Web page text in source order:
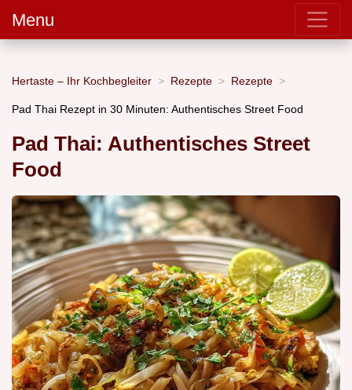
Menu
Hertaste – Ihr Kochbegleiter Rezepte Rezepte
Pad Thai Rezept in 30 Minuten: Authentisches Street Food
Pad Thai: Authentisches Street
Food